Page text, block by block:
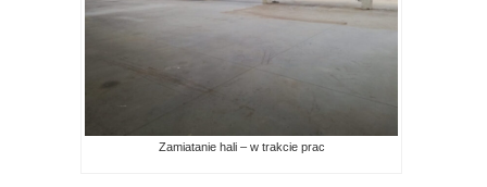
Zamiatanie hali – w trakcie prac